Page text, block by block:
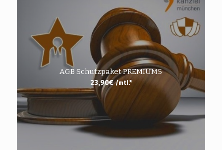
AGB Schutzpaket PREMIUM5
23,90€ /mtl.*